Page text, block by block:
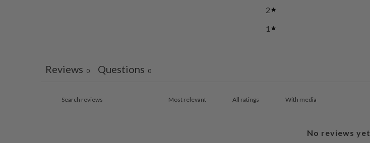
2
1
Reviews 0 Questions 0
With media
No reviews yet